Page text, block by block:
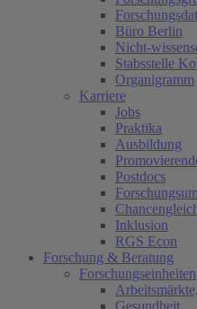
Büro Berlin
Nicht-
Stabsstelle
Organigramm
Karriere
Jobs
Praktika
Ausbildung
Postdocs
Inklusion
RGS Econ
Forschung & Beratung
Forschungseinheiten
Gesundheit